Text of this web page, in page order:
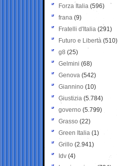
Forza Italia (596)
frana (9)
Fratelli d'Italia (291)
Futuro e Libertà (510)
g8 (25)
Gelmini (68)
Genova (542)
Giannino (10)
Giustizia (5.784)
governo (5.799)
Grasso (22)
Green Italia (1)
Grillo (2.941)
Idv (4)